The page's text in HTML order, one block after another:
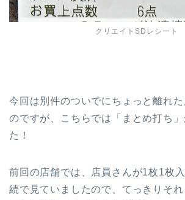
クリエイトSDレシート
今回は別件のついでにちょっと離れ
のですが、こちらでは「まとめ打ち
た！
前回の店舗では、店員さんが1枚1枚
続で見ていましたので、てっきりそ